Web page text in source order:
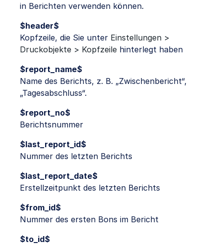
in Berichten verwenden können.
$header$
Kopfzeile, die Sie unter Einstellungen >
Druckobjekte > Kopfzeile hinterlegt haben
$report_name$
Name des Berichts, z. B. „Zwischenbericht“,
„Tagesabschluss“.
$report_no$
Berichtsnummer
$last_report_id$
Nummer des letzten Berichts
$last_report_date$
Erstellzeitpunkt des letzten Berichts
$from_id$
Nummer des ersten Bons im Bericht
$to_id$